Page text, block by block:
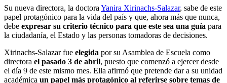
Su nueva directora, la doctora Yanira Xirinachs-Salazar, sabe de este
papel protagónico para la vida del país y que, ahora más que nunca,
debe expresar su criterio técnico para que este sea una guía para
la ciudadanía, el Estado y las personas tomadoras de decisiones.
Xirinachs-Salazar fue elegida por su Asamblea de Escuela como
directora el pasado 3 de abril, puesto que comenzó a ejercer desde
el día 9 de este mismo mes. Ella afirmó que pretende dar a su unidad
académica un papel más protagónico al referirse sobre temas de